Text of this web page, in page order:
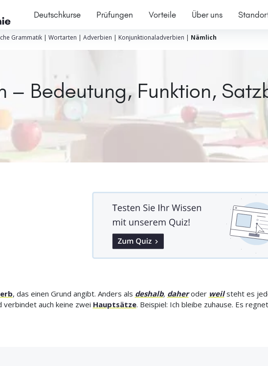
Deutschkurse Prüfungen Vorteile Über uns
Grammatik| Wortarten | Adverbien | Konjunktionaladverbien | Nämlich
– Bedeutung, Funktion,
, das einen Grund angibt. Anders als deshalb, daheroder weilsteht es
verbindet auch keine zwei Hauptsätze. Beispiel: Ich bleibe zuhause. Es